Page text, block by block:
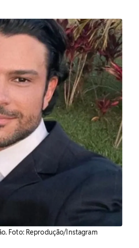
​Foto: Reprodução/Instagram